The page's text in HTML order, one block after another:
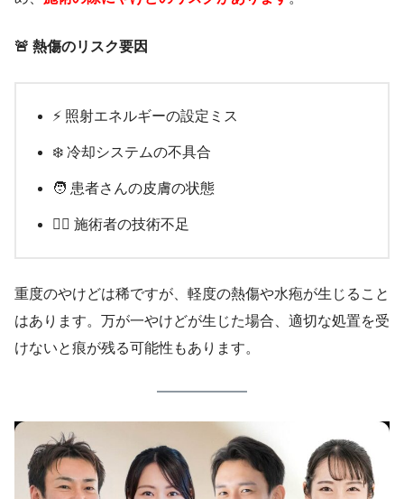
🚨 熱傷のリスク要因
⚡ 照射エネルギーの設定ミス
❄️ 冷却システムの不具合
🧑 患者さんの皮膚の状態
👨‍⚕️ 施術者の技術不足
重度のやけどは稀ですが、軽度の熱傷や水疱が生じること
はあります。万が一やけどが生じた場合、適切な処置を受
けないと痕が残る可能性もあります。